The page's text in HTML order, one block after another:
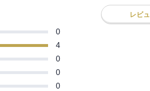
レビ
0
4
0
0
0